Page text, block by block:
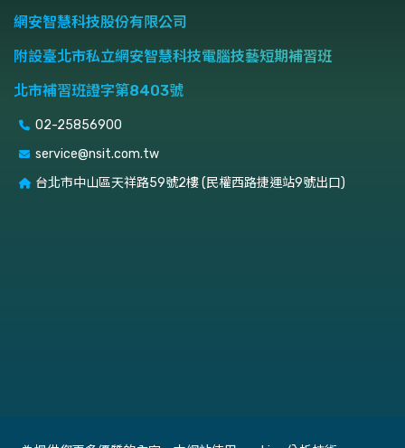
網安智慧科技股份有限公司
附設臺北市私立網安智慧科技電腦技藝短期補習班
北市補習班證字第8403號
02-25856900
service@nsit.com.tw
台北市中山區天祥路59號2樓 (民權西路捷運站9號出口)